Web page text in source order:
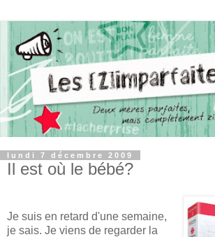
lundi 7 décembre 2009
Il est où le bébé?
Je suis en retard d'une semaine,
je sais. Je viens de regarder la